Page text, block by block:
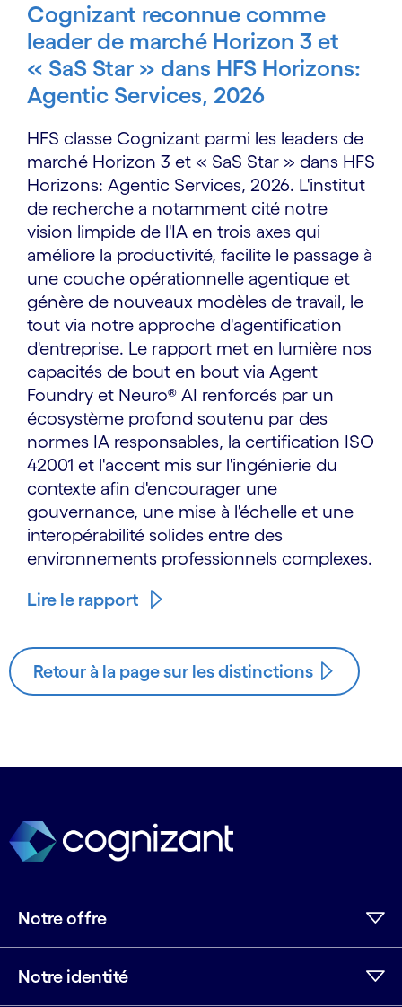
Cognizant reconnue comme
leader de marché Horizon 3 et
« SaS Star » dans HFS Horizons:
Agentic Services, 2026
HFS classe Cognizant parmi les leaders de
marché Horizon 3 et « SaS Star » dans HFS
Horizons: Agentic Services, 2026. L'institut
de recherche a notamment cité notre
vision limpide de l'IA en trois axes qui
améliore la productivité, facilite le passage à
une couche opérationnelle agentique et
génère de nouveaux modèles de travail, le
tout via notre approche d'agentification
d'entreprise. Le rapport met en lumière nos
capacités de bout en bout via Agent
Foundry et Neuro® AI renforcés par un
écosystème profond soutenu par des
normes IA responsables, la certification ISO
42001 et l'accent mis sur l'ingénierie du
contexte afin d'encourager une
gouvernance, une mise à l'échelle et une
interopérabilité solides entre des
environnements professionnels complexes.
Lire le rapport
Retour à la page sur les distinctions
Notre offre
Notre identité